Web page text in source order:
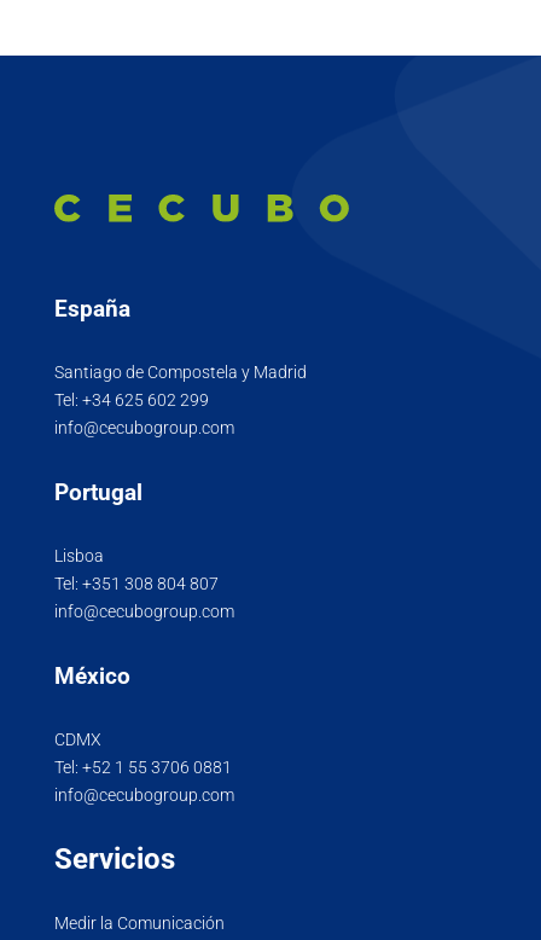
España
Santiago de Compostela y Madrid
Tel: +34 625 602 299
info@cecubogroup.com
Portugal
Lisboa
Tel: +351 308 804 807
info@cecubogroup.com
México
CDMX
Tel: +52 1 55 3706 0881
info@cecubogroup.com
Servicios
Medir la Comunicación